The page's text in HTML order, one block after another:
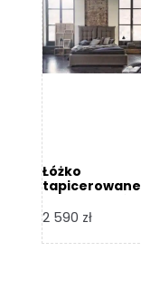
Łóżko
tapicerowane
Design
2 590 zł